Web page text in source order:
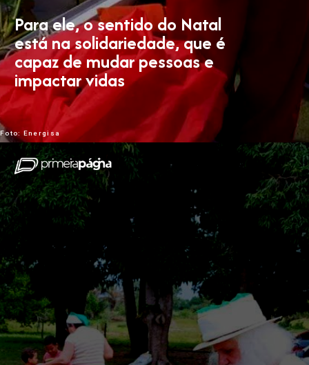
Foto: Energisa
Para ele, o sentido do Natal
está na solidariedade, que é
capaz de mudar pessoas e
impactar vidas